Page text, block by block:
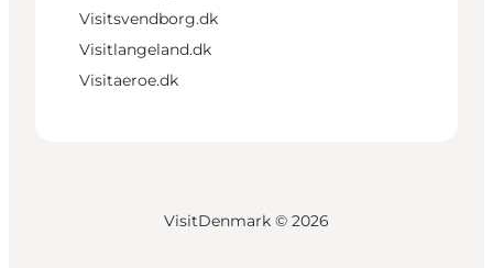
Visitsvendborg.dk
Visitlangeland.dk
Visitaeroe.dk
VisitDenmark © 2026